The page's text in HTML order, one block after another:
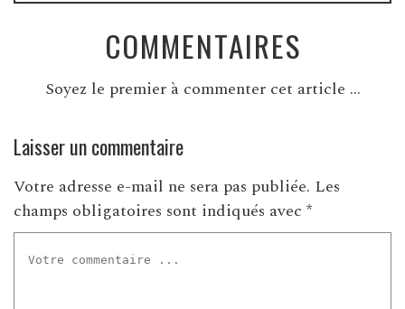
COMMENTAIRES
Soyez le premier à commenter cet article ...
Laisser un commentaire
Votre adresse e-mail ne sera pas publiée. Les
champs obligatoires sont indiqués avec *